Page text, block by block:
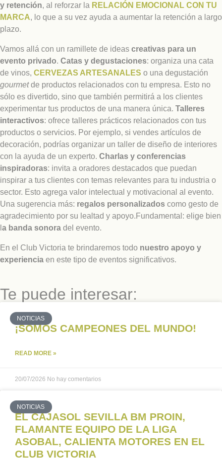
y retención, al reforzar la RELACIÓN EMOCIONAL CON TU
MARCA, lo que a su vez ayuda a aumentar la retención a largo
plazo.
Vamos allá con un ramillete de ideas creativas para un
evento privado. Catas y degustaciones: organiza una cata
de vinos, CERVEZAS ARTESANALES o una degustación
gourmetde productos relacionados con tu empresa. Esto no
sólo es divertido, sino que también permitirá a los clientes
experimentar tus productos de una manera única. Talleres
interactivos: ofrece talleres prácticos relacionados con tus
productos o servicios. Por ejemplo, si vendes artículos de
decoración, podrías organizar un taller de diseño de interiores
con la ayuda de un experto. Charlas y conferencias
inspiradoras: invita a oradores destacados que puedan
inspirar a tus clientes con temas relevantes para tu industria o
sector. Esto agrega valor intelectual y motivacional al evento.
Una sugerencia más: regalos personalizados como gesto de
agradecimiento por su lealtad y apoyo.Fundamental: elige bien
a banda sonora del evento.
En el Club Victoria te brindaremos todo nuestro apoyo y
experiencia en este tipo de eventos significativos.
Te puede interesar:
NOTICIAS
¡SOMOS CAMPEONES DEL MUNDO!
READ MORE »
20/07/2026 No hay comentarios
NOTICIAS
EL CAJASOL SEVILLA BM PROIN,
FLAMANTE EQUIPO DE LA LIGA
ASOBAL, CALIENTA MOTORES EN EL
CLUB VICTORIA